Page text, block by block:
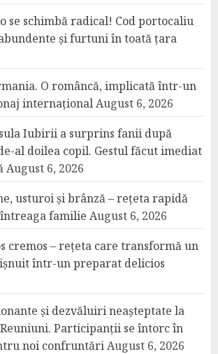
se schimbă radical! Cod portocaliu
și furtuni în toată țara
O româncă, implicată într-un
internaționalAugust 6, 2026
Iubirii a surprins fanii după
al doilea copil. Gestul făcut imediat
August 6, 2026
usturoi și brânză – rețeta rapidă
familie August 6, 2026
cremos – rețeta care transformă un
într-un preparat delicios
și dezvăluiri neașteptate la
Participanții se întorc în
noi confruntăriAugust 6, 2026